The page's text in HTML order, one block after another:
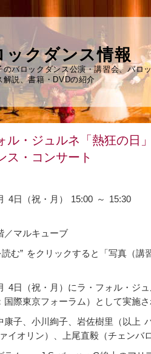
ックダンス情報
のバロックダンス公演・講習会、バロ
解説、書籍・DVDの紹介
ル・ジュルネ「熱狂の
ス・コンサート
4日（祝・月） 15:00 ～ 15:30
／マルキューブ
読む” をクリックすると「写真（講
4日（祝・月）にラ・フォル・ジ
国際東京フォーラム）として実施
康子、小川絢子、岩佐樹里（以上
イオリン）、上尾直毅（チェンバ